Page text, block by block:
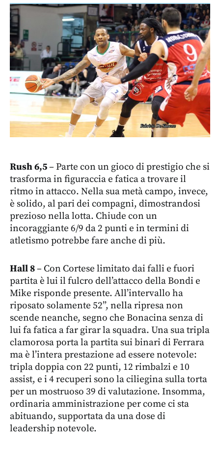
Rush 6,5– Parte con un gioco di prestigio che si
trasforma in figuraccia e fatica a trovare il
ritmo in attacco. Nella sua metà campo, invece,
è solido, al pari dei compagni, dimostrandosi
prezioso nella lotta. Chiude con un
incoraggiante 6/9 da 2 punti e in termini di
atletismo potrebbe fare anche di più.
Hall 8– Con Cortese limitato dai falli e fuori
partita è lui il fulcro dell’attacco della Bondi e
Mike risponde presente. All’intervallo ha
riposato solamente 52”, nella ripresa non
scende neanche, segno che Bonacina senza di
lui fa fatica a far girar la squadra. Una sua tripla
clamorosa porta la partita sui binari di Ferrara
ma è l’intera prestazione ad essere notevole:
tripla doppia con 22 punti, 12 rimbalzi e 10
assist, e i 4 recuperi sono la ciliegina sulla torta
per un mostruoso 39 di valutazione. Insomma,
ordinaria amministrazione per come ci sta
abituando, supportata da una dose di
leadership notevole.